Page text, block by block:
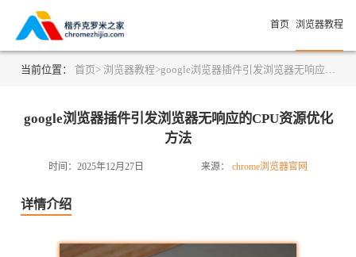
首页 浏览器教程
当前位置： 首页> 浏览器教程>google浏览器插件引发浏览器无响应的CPU资源优化方法
google浏览器插件引发浏览器无响应的CPU资源优化
方法
时间：2025年12月27日 来源： chrome浏览器官网
详情介绍